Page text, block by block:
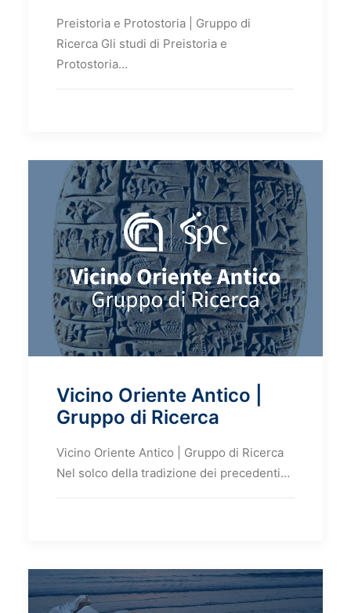
Preistoria e Protostoria | Gruppo di
Ricerca Gli studi di Preistoria e
Protostoria…
Vicino Oriente Antico |
Gruppo di Ricerca
Vicino Oriente Antico | Gruppo di Ricerca
Nel solco della tradizione dei precedenti…